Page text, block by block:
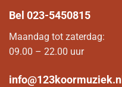
Bel 023-5450815
Maandag tot zaterdag:
09.00 – 22.00 uur
info@123koormuziek.nl